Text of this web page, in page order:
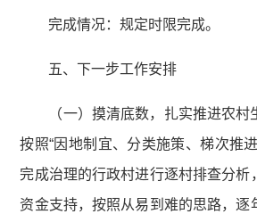
完成情况：规定时限完成。
五、下一步工作安排
（一）摸清底数，扎实推进农村
按照“因地制宜、分类施策、梯次推
完成治理的行政村进行逐村排查分析
资金支持，按照从易到难的思路，逐